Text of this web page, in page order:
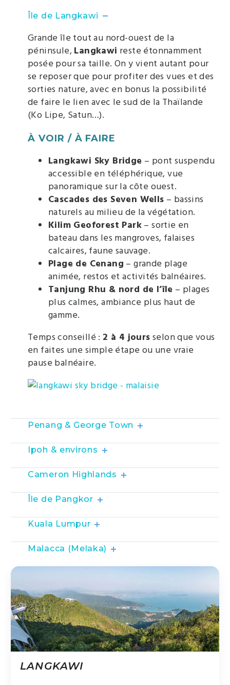
Île de Langkawi
Grande île tout au nord-ouest de la
péninsule, Langkawi reste étonnamment
posée pour sa taille. On y vient autant pour
se reposer que pour profiter des vues et des
sorties nature, avec en bonus la possibilité
de faire le lien avec le sud de la Thaïlande
(Ko Lipe, Satun…).
À VOIR / À FAIRE
Langkawi Sky Bridge – pont suspendu
accessible en téléphérique, vue
panoramique sur la côte ouest.
Cascades des Seven Wells – bassins
naturels au milieu de la végétation.
Kilim Geoforest Park – sortie en
bateau dans les mangroves, falaises
calcaires, faune sauvage.
Plage de Cenang – grande plage
animée, restos et activités balnéaires.
Tanjung Rhu & nord de l’île – plages
plus calmes, ambiance plus haut de
gamme.
Temps conseillé : 2 à 4 jours selon que vous
en faites une simple étape ou une vraie
pause balnéaire.
Penang & George Town
Ipoh & environs
Cameron Highlands
Île de Pangkor
Kuala Lumpur
Malacca (Melaka)
LANGKAWI